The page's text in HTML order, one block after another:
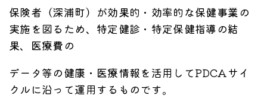
保険者（深浦町）が効果的・効率的な保健事業の
実施を図るため、特定健診・特定保健指導の結
果、医療費の
データ等の健康・医療情報を活用してPDCAサイ
クルに沿って運用するものです。